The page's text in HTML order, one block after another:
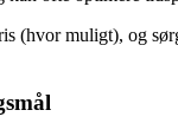
(hvor muligt), og